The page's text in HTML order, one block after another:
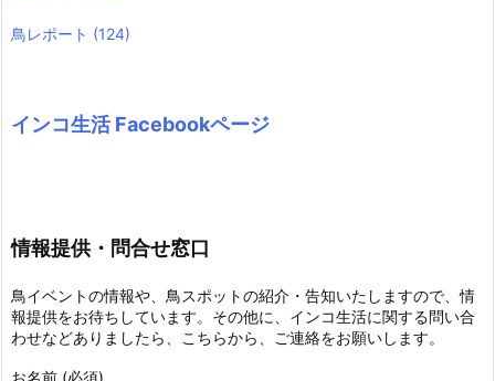
鳥レポート (124)
インコ生活 Facebookページ
情報提供・問合せ窓口
鳥イベントの情報や、鳥スポットの紹介・告知いたしますので、情
報提供をお待ちしています。その他に、インコ生活に関する問い合
わせなどありましたら、こちらから、ご連絡をお願いします。
お名前 (必須)